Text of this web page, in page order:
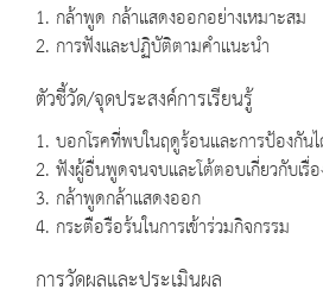
1. กล้าพูด กล้าแสดงออกอย่างเหมาะสม
2. การฟังและปฏิบัติตามคำแนะนำ
ตัวชี้วัด/จุดประสงค์การเรียนรู้
1. บอกโรคที่พบในฤดูร้อนและการป้องกัน
2. ฟังผู้อื่นพูดจนจบและโต้ตอบเกี่ยวกับเรื่
3. กล้าพูดกล้าแสดงออก
4. กระตือรือร้นในการเข้าร่วมกิจกรรม
การวัดผลและประเมินผล